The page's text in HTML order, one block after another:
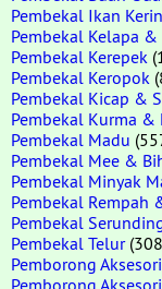
Pembekal Ikan
Pembekal Kelapa &
Pembekal Kerepek
Pembekal Keropok
Pembekal Kicap &
Pembekal Kurma &
Pembekal Madu
Pembekal Mee &
Pembekal Minyak
Pembekal Rempah
Pembekal
Pembekal Telur
Pemborong
Pemborong